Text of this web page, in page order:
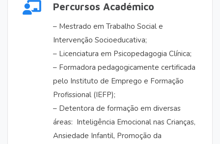
Percursos Académico
– Mestrado em Trabalho Social e
Intervenção Socioeducativa;
– Licenciatura em Psicopedagogia Clínica;
– Formadora pedagogicamente certificada
pelo Instituto de Emprego e Formação
Profissional (IEFP);
– Detentora de formação em diversas
áreas: Inteligência Emocional nas Crianças,
Ansiedade Infantil, Promoção da